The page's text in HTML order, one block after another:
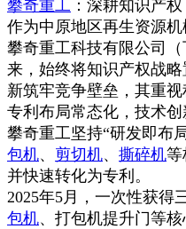
攀奇重工 ：深耕知识产
作为中原地区再生资源
攀奇重工科技有限公司
来，始终将知识产权战
新筑牢竞争壁垒，其重视
专利布局常态化，技术
攀奇重工坚持“研发即布
包机、 剪切机、 撕碎机等
并快速转化为专利。
2025年5月，一次性获得
包机、打包机提升门等核